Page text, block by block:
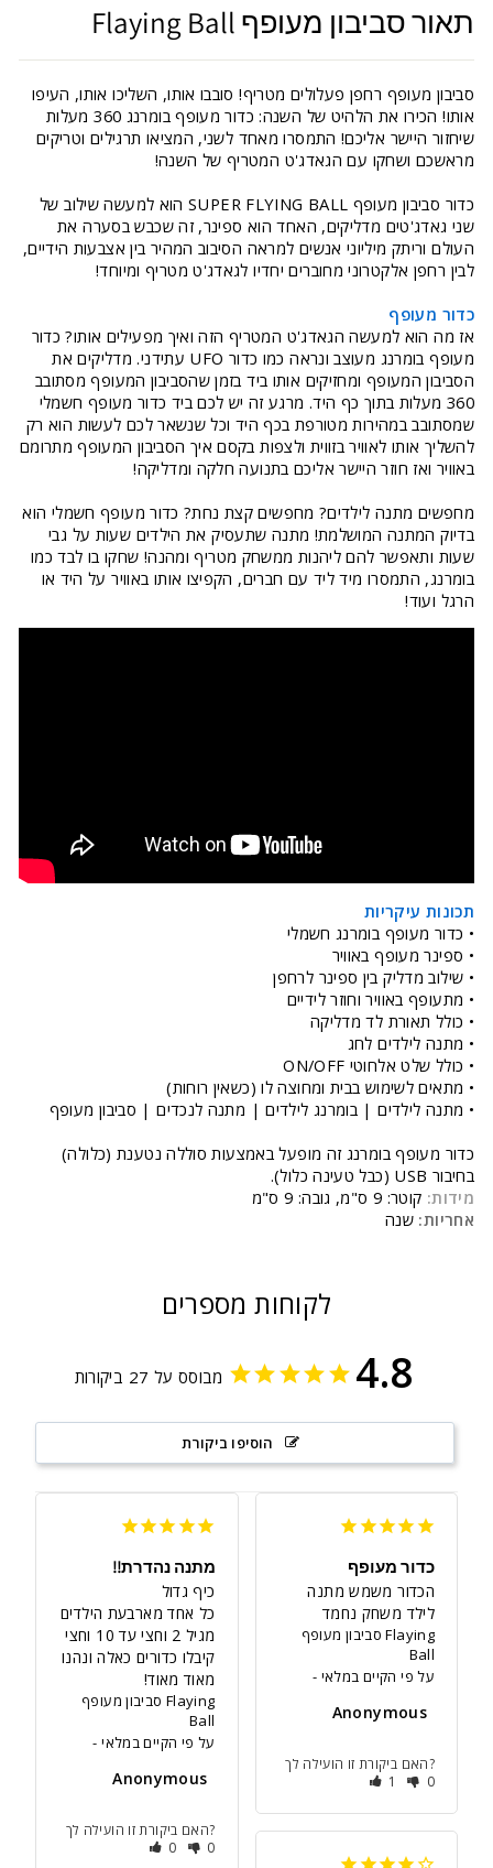
תאור סביבון מעופף Flaying Ball
סביבון מעופף רחפן פעלולים מטריף! סובבו אותו, השליכו אותו, העיפו
אותו! הכירו את הלהיט של השנה: כדור מעופף בומרנג 360 מעלות
שיחזור היישר אליכם! התמסרו מאחד לשני, המציאו תרגילים וטריקים
מראשכם ושחקו עם הגאדג'ט המטריף של השנה!
כדור סביבון מעופף SUPER FLYING BALL הוא למעשה שילוב של
שני גאדג'טים מדליקים, האחד הוא ספינר, זה שכבש בסערה את
העולם וריתק מיליוני אנשים למראה הסיבוב המהיר בין אצבעות הידיים,
לבין רחפן אלקטרוני מחוברים יחדיו לגאדג'ט מטריף ומיוחד!
כדור מעופף
אז מה הוא למעשה הגאדג'ט המטריף הזה ואיך מפעילים אותו? כדור
מעופף בומרנג מעוצב ונראה כמו כדור UFO עתידני. מדליקים את
הסביבון המעופף ומחזיקים אותו ביד בזמן שהסביבון המעופף מסתובב
360 מעלות בתוך כף היד. מרגע זה יש לכם ביד כדור מעופף חשמלי
שמסתובב במהירות מטורפת בכף היד וכל שנשאר לכם לעשות הוא רק
להשליך אותו לאוויר בזווית ולצפות בקסם איך הסביבון המעופף מתרומם
באוויר ואז חוזר היישר אליכם בתנועה חלקה ומדליקה!
מחפשים מתנה לילדים? מחפשים קצת נחת? כדור מעופף חשמלי הוא
בדיוק המתנה המושלמת! מתנה שתעסיק את הילדים שעות על גבי
שעות ותאפשר להם ליהנות ממשחק מטריף ומהנה! שחקו בו לבד כמו
בומרנג, התמסרו מיד ליד עם חברים, הקפיצו אותו באוויר על היד או
הרגל ועוד!
תכונות עיקריות
• כדור מעופף בומרנג חשמלי
• ספינר מעופף באוויר
• שילוב מדליק בין ספינר לרחפן
• מתעופף באוויר וחוזר לידיים
• כולל תאורת לד מדליקה
• מתנה לילדים לחג
• כולל שלט אלחוטי ON/OFF
• מתאים לשימוש בבית ומחוצה לו (כשאין רוחות)
• מתנה לילדים | בומרנג לילדים | מתנה לנכדים | סביבון מעופף
כדור מעופף בומרנג זה מופעל באמצעות סוללה נטענת (כלולה)
בחיבור USB (כבל טעינה כלול).
מידות: קוטר: 9 ס"מ, גובה: 9 ס"מ
אחריות: שנה
לקוחות מספרים
4.8 מבוסס על 27 ביקורות
הוסיפו ביקורת
מתנה נהדרת!!
כל אחד מארבעת הילדים
מגיל 2 וחצי עד 10 וחצי
קיבלו כדורים כאלה ונהנו
מאוד מאוד!
סביבון מעופף Flaying
Ball
על פי הקיים במלאי
Anonymous
האם ביקורת זו הועילה לך?
0
0
כדור מעופף
הכדור משמש מתנה
לילד משחק נחמד
סביבון מעופף Flaying
Ball
על פי הקיים במלאי
Anonymous
האם ביקורת זו הועילה לך?
1
0